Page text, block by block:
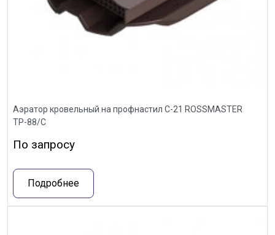
Аэратор кровельный на профнастил С-21 ROSSMASTER
ТР-88/С
По запросу
Подробнее